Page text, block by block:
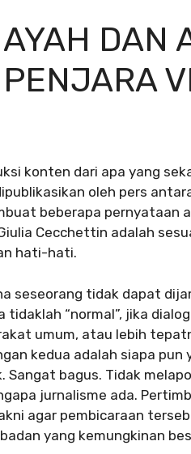
DAN
konten dari apa yang
oleh pers
beberapa pernyataan
Cecchettin adalah
hati-hati.
seseorang tidak dapat
tidaklah “normal”, jika
umum, atau lebih
kedua adalah siapa pun
Sangat bagus. Tidak
jurnalisme ada.
agar pembicaraan
yang kemungkinan